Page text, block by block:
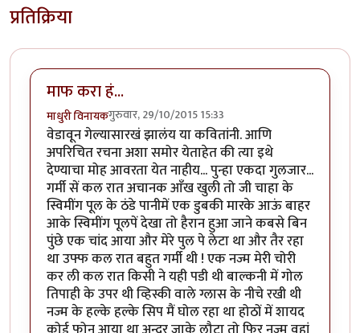
प्रतिक्रिया
माफ करा हं...
माधुरी विनायकगुरुवार, 29/10/2015 15:33
वेडावून गेल्यासारखं झालंय या कवितांनी. आणि
अपरिचित रचना अशा समोर येताहेत की त्या इथे
देण्याचा मोह आवरता येत नाहीय... पुन्हा एकदा गुलजार...
गर्मी सें कल रात अचानक आँख खुली तो जी चाहा के
स्विमींग पूल के ठंडे पानीमें एक डुबकी मारके आऊं बाहर
आके स्विमींग पूलपें देखा तो हैरान हुआ जाने कबसे बिन
पुंछे एक चांद आया और मेरे पुल पे लेटा था और तैर रहा
था उफ्फ कल रात बहुत गर्मी थी ! एक नज्म मेरी चोरी
कर ली कल रात किसी ने यही पडी थी बाल्कनी में गोल
तिपाही के उपर थी व्हिस्की वाले ग्लास के नीचे रखी थी
नज्म के हल्के हल्के सिप मैं घोल रहा था होठों में शायद